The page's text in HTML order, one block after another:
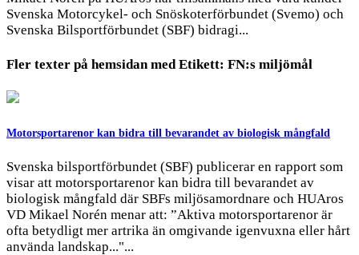
Svenska Motorcykel- och Snöskoterförbundet (Svemo) och
Svenska Bilsportförbundet (SBF) bidragi...
Fler texter på hemsidan medEtikett: FN:s miljömål
Motorsportarenor kan bidra till bevarandet av biologisk mångfald
Svenska bilsportförbundet (SBF) publicerar en rapport som
visar att motorsportarenor kan bidra till bevarandet av
biologisk mångfald där SBFs miljösamordnare och HUAros
VD Mikael Norén menar att: ”Aktiva motorsportarenor är
ofta betydligt mer artrika än omgivande igenvuxna eller hårt
använda landskap..."...